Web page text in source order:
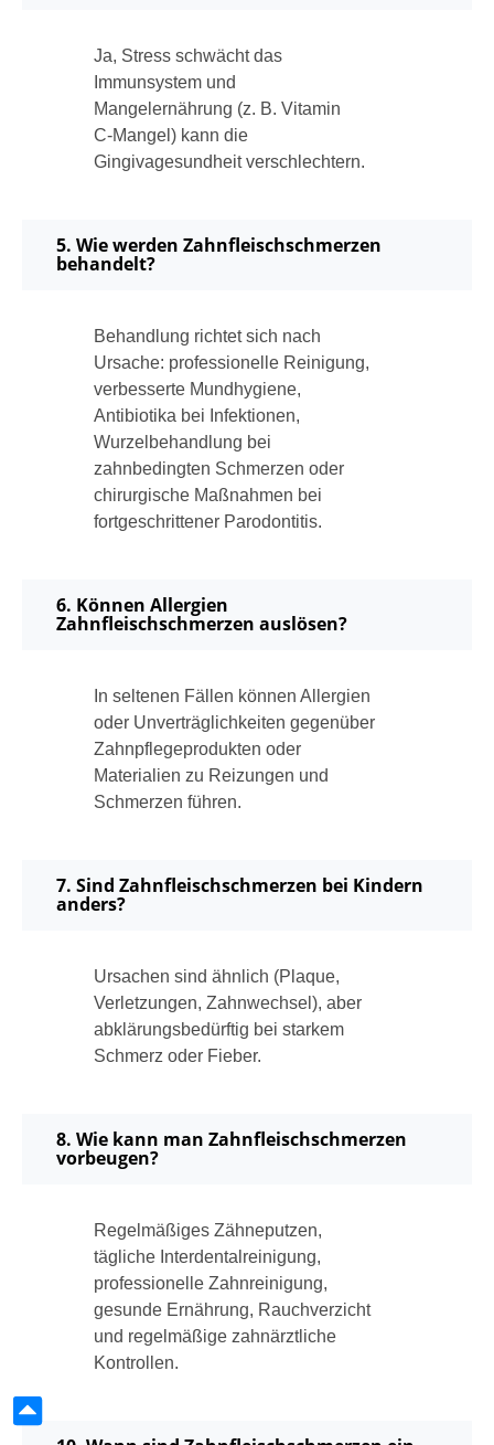
Ja, Stress schwächt das
Immunsystem und
Mangelernährung (z. B. Vitamin
C‑Mangel) kann die
Gingivagesundheit verschlechtern.
5. Wie werden Zahnfleischschmerzen
behandelt?
Behandlung richtet sich nach
Ursache: professionelle Reinigung,
verbesserte Mundhygiene,
Antibiotika bei Infektionen,
Wurzelbehandlung bei
zahnbedingten Schmerzen oder
chirurgische Maßnahmen bei
fortgeschrittener Parodontitis.
6. Können Allergien
Zahnfleischschmerzen auslösen?
In seltenen Fällen können Allergien
oder Unverträglichkeiten gegenüber
Zahnpflegeprodukten oder
Materialien zu Reizungen und
Schmerzen führen.
7. Sind Zahnfleischschmerzen bei Kindern
anders?
Ursachen sind ähnlich (Plaque,
Verletzungen, Zahnwechsel), aber
abklärungsbedürftig bei starkem
Schmerz oder Fieber.
8. Wie kann man Zahnfleischschmerzen
vorbeugen?
Regelmäßiges Zähneputzen,
tägliche Interdentalreinigung,
professionelle Zahnreinigung,
gesunde Ernährung, Rauchverzicht
und regelmäßige zahnärztliche
Kontrollen.